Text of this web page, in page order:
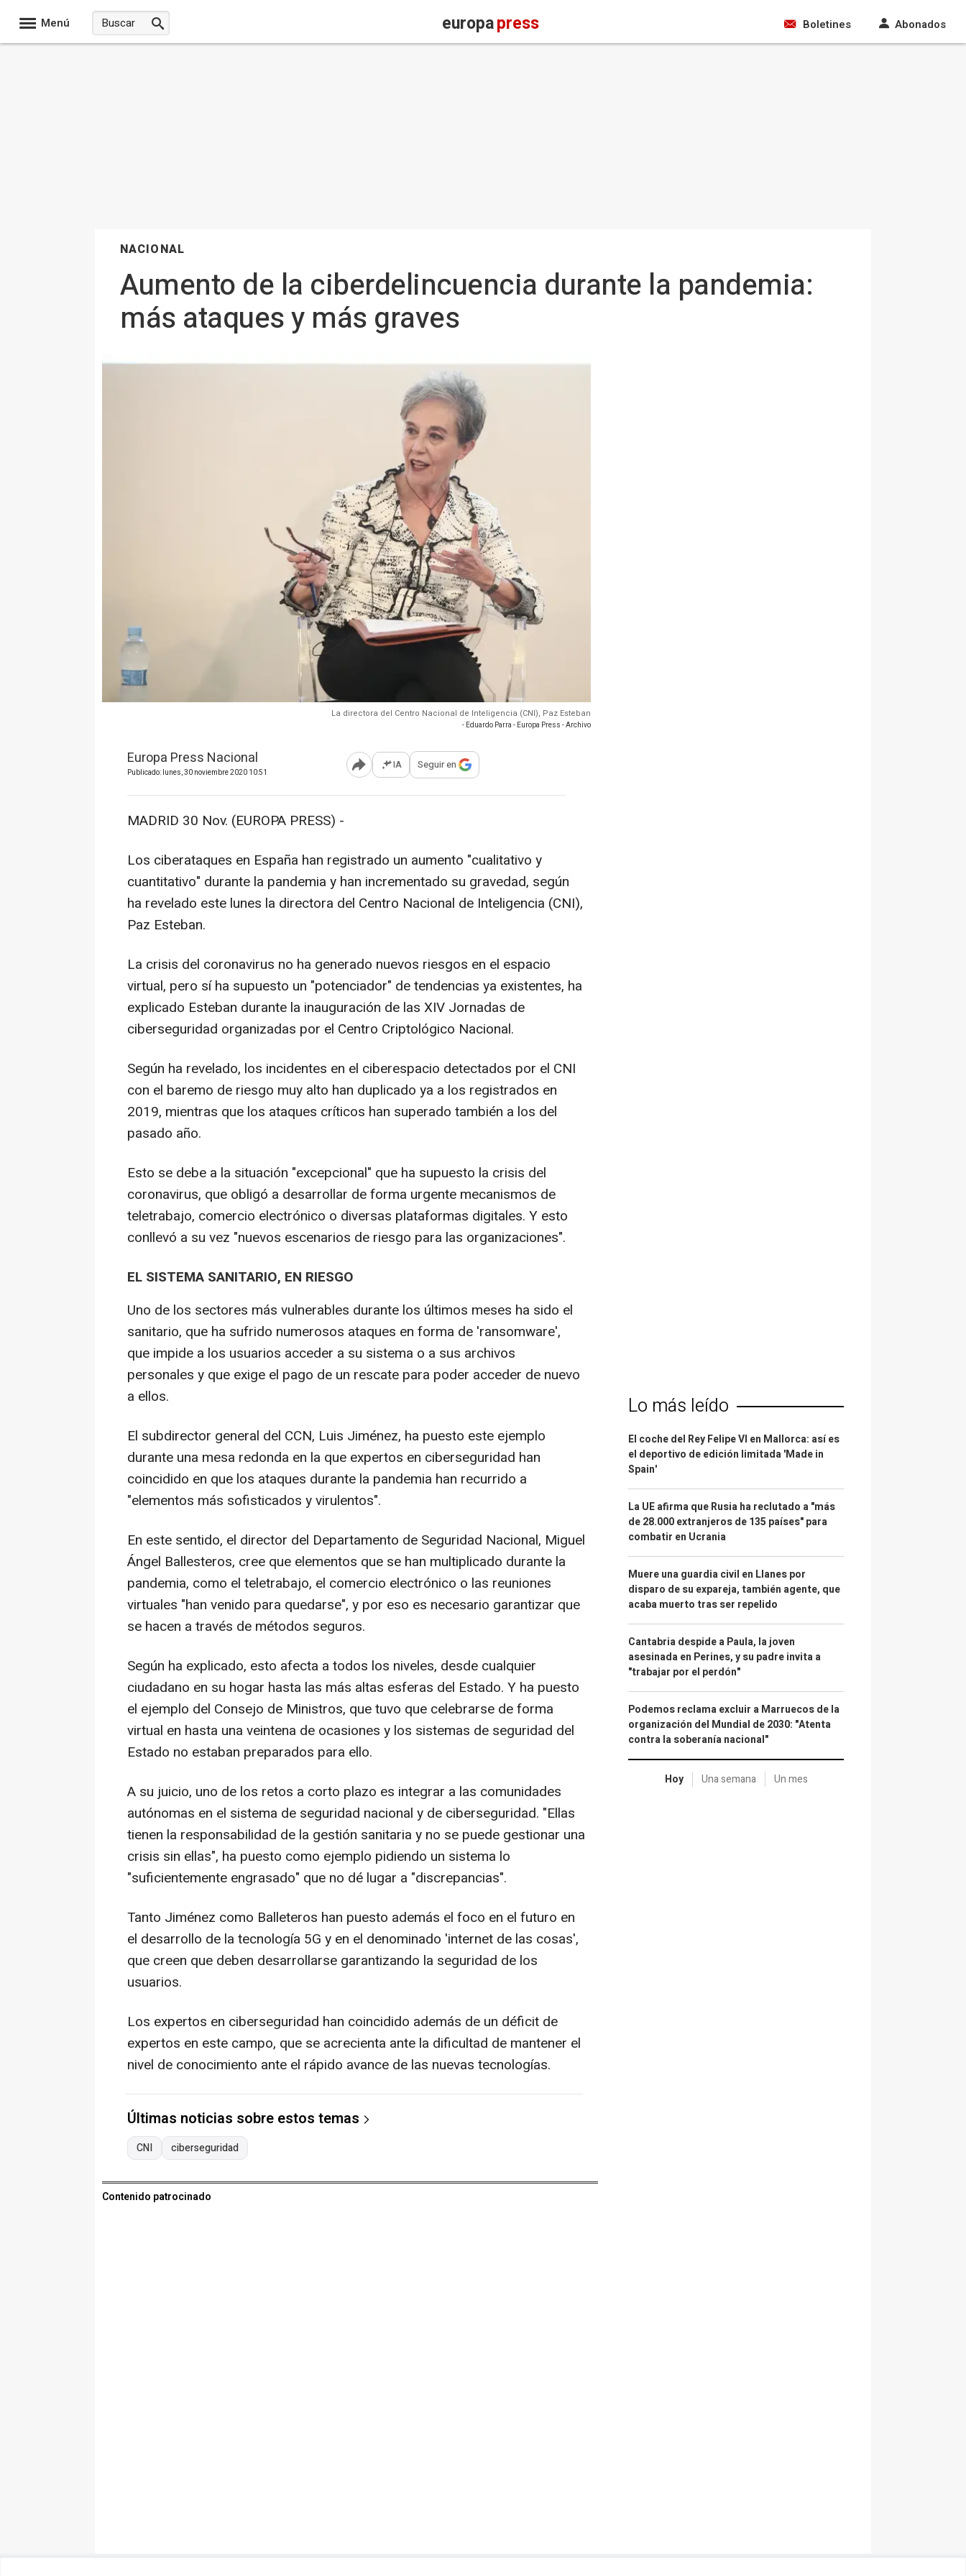
Menú europapress Boletines Abonados
NACIONAL
Aumento de la ciberdelincuencia durante la pandemia:
más ataques y más graves
La directora del Centro Nacional de Inteligencia (CNI), Paz Esteban
- Eduardo Parra - Europa Press - Archivo
Europa Press Nacional
Publicado: lunes, 30 noviembre 2020 10:51 Abrir opciones para compartir
IA Seguir en
MADRID 30 Nov. (EUROPA PRESS) -
Los ciberataques en España han registrado un aumento "cualitativo y
cuantitativo" durante la pandemia y han incrementado su gravedad, según
ha revelado este lunes la directora del Centro Nacional de Inteligencia (CNI),
Paz Esteban.
La crisis del coronavirus no ha generado nuevos riesgos en el espacio
virtual, pero sí ha supuesto un "potenciador" de tendencias ya existentes, ha
explicado Esteban durante la inauguración de las XIV Jornadas de
ciberseguridad organizadas por el Centro Criptológico Nacional.
Según ha revelado, los incidentes en el ciberespacio detectados por el CNI
con el baremo de riesgo muy alto han duplicado ya a los registrados en
2019, mientras que los ataques críticos han superado también a los del
pasado año.
Esto se debe a la situación "excepcional" que ha supuesto la crisis del
coronavirus, que obligó a desarrollar de forma urgente mecanismos de
teletrabajo, comercio electrónico o diversas plataformas digitales. Y esto
conllevó a su vez "nuevos escenarios de riesgo para las organizaciones".
EL SISTEMA SANITARIO, EN RIESGO
Uno de los sectores más vulnerables durante los últimos meses ha sido el
sanitario, que ha sufrido numerosos ataques en forma de 'ransomware',
que impide a los usuarios acceder a su sistema o a sus archivos
personales y que exige el pago de un rescate para poder acceder de nuevo
a ellos.
El subdirector general del CCN, Luis Jiménez, ha puesto este ejemplo
durante una mesa redonda en la que expertos en ciberseguridad han
coincidido en que los ataques durante la pandemia han recurrido a
"elementos más sofisticados y virulentos".
En este sentido, el director del Departamento de Seguridad Nacional, Miguel
Ángel Ballesteros, cree que elementos que se han multiplicado durante la
pandemia, como el teletrabajo, el comercio electrónico o las reuniones
virtuales "han venido para quedarse", y por eso es necesario garantizar que
se hacen a través de métodos seguros.
Según ha explicado, esto afecta a todos los niveles, desde cualquier
ciudadano en su hogar hasta las más altas esferas del Estado. Y ha puesto
el ejemplo del Consejo de Ministros, que tuvo que celebrarse de forma
virtual en hasta una veintena de ocasiones y los sistemas de seguridad del
Estado no estaban preparados para ello.
A su juicio, uno de los retos a corto plazo es integrar a las comunidades
autónomas en el sistema de seguridad nacional y de ciberseguridad. "Ellas
tienen la responsabilidad de la gestión sanitaria y no se puede gestionar una
crisis sin ellas", ha puesto como ejemplo pidiendo un sistema lo
"suficientemente engrasado" que no dé lugar a "discrepancias".
Tanto Jiménez como Balleteros han puesto además el foco en el futuro en
el desarrollo de la tecnología 5G y en el denominado 'internet de las cosas',
que creen que deben desarrollarse garantizando la seguridad de los
usuarios.
Los expertos en ciberseguridad han coincidido además de un déficit de
expertos en este campo, que se acrecienta ante la dificultad de mantener el
nivel de conocimiento ante el rápido avance de las nuevas tecnologías.
Últimas noticias sobre estos temas
CNI ciberseguridad
Contenido patrocinado
Lo más leído
El coche del Rey Felipe VI en Mallorca: así es
el deportivo de edición limitada 'Made in
Spain'
La UE afirma que Rusia ha reclutado a "más
de 28.000 extranjeros de 135 países" para
combatir en Ucrania
Muere una guardia civil en Llanes por
disparo de su expareja, también agente, que
acaba muerto tras ser repelido
Cantabria despide a Paula, la joven
asesinada en Perines, y su padre invita a
"trabajar por el perdón"
Podemos reclama excluir a Marruecos de la
organización del Mundial de 2030: "Atenta
contra la soberanía nacional"
Hoy Una semana Un mes